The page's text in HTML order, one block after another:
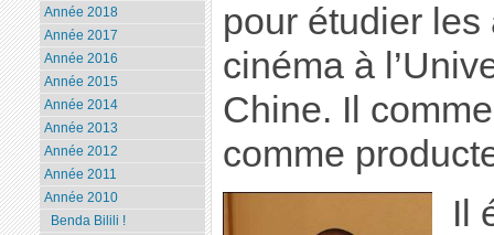
pour étudier
cinéma à
Chine. Il
comme
Il
Année 2018
Année 2017
Année 2016
Année 2015
Année 2014
Année 2013
Année 2012
Année 2011
Année 2010
Benda Bilili !